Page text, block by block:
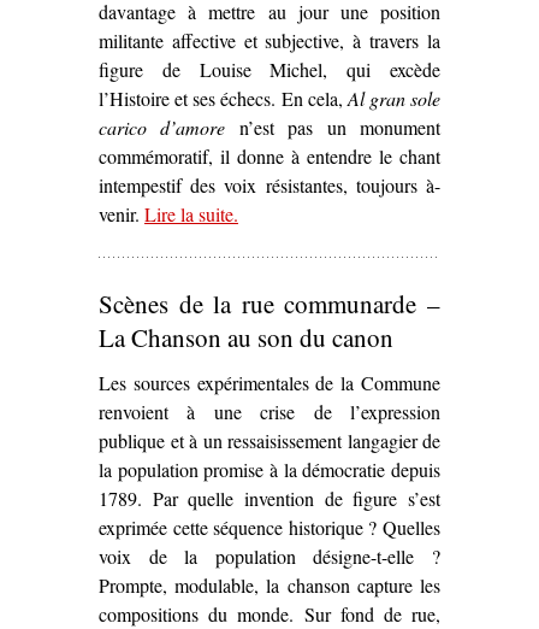
davantage à mettre au jour une position
militante affective et subjective, à travers la
figure de Louise Michel, qui excède
l’Histoire et ses échecs. En cela,Al gran sole
carico d’amore n’est pas un monument
commémoratif, il donne à entendre le chant
intempestif des voix résistantes, toujours à-
venir. Lire la suite– ‘L’À-venir de la Commune dans
.
Scènes de la rue communarde –
La Chanson au son du canon
Les sources expérimentales de la Commune
renvoient à une crise de l’expression
publique et à un ressaisissement langagier de
la population promise à la démocratie depuis
1789. Par quelle invention de figure s’est
exprimée cette séquence historique ? Quelles
voix de la population désigne-t-elle ?
Prompte, modulable, la chanson capture les
compositions du monde. Sur fond de rue,